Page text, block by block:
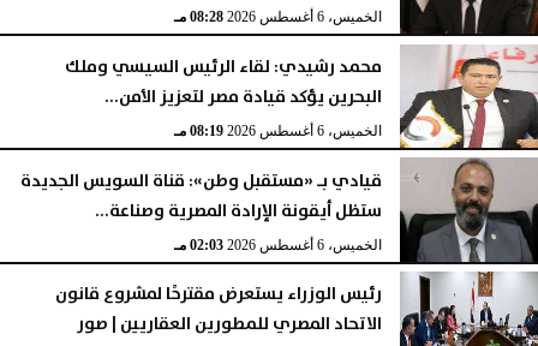
الخميس، 6 أغسطس 2026 08:28 مـ
محمد رشيدي: لقاء الرئيس السيسي وملك
البحرين يؤكد قيادة مصر لتعزيز الأمن...
الخميس، 6 أغسطس 2026 08:19 مـ
قيادي بـ «مستقبل وطن»: قناة السويس الجديدة
ستظل أيقونة الإرادة المصرية وصناعة...
الخميس، 6 أغسطس 2026 02:03 مـ
رئيس الوزراء يستعرض مقترحًا لمشروع قانون
الاتحاد المصري للمطورين العقاريين | صور